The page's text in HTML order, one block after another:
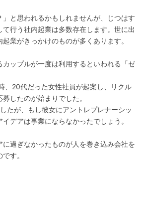
」と思われるかもしれませんが、じつはす
行う社内起業は多数存在します。世に出
業がきっかけのものが多くあります。
カップルが一度は利用するといわれる「ゼ
、20代だった女性社員が起案し、リクル
したのが始まりでした。
たが、もし彼女にアントレプレナーシッ
デアは事業にならなかったでしょう。
過ぎなかったものが人を巻き込み会社を
す。